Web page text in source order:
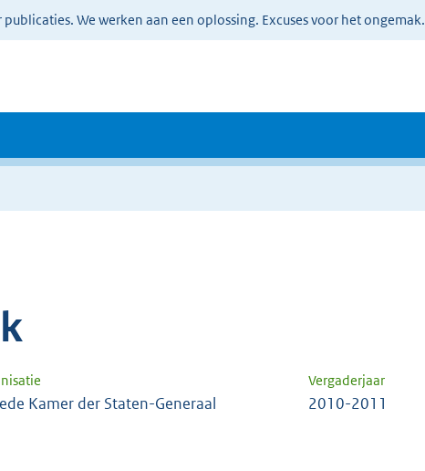
We werken aan een oplossing. Excuses voor het ongemak.
Vergaderjaar
Kamer der Staten-Generaal 2010-2011